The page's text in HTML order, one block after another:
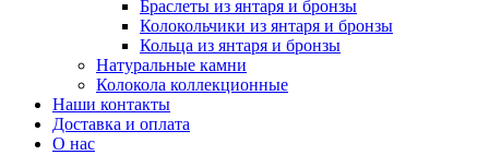
Браслеты из янтаря и бронзы
Колокольчики из янтаря и бронзы
Кольца из янтаря и бронзы
Натуральные камни
Колокола коллекционные
Наши контакты
Доставка и оплата
О нас